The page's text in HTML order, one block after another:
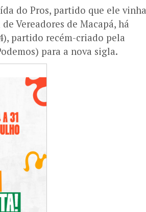
do Pros, partido que ele vinha
Vereadores de Macapá, há
partido recém-criado pela
para a nova sigla.